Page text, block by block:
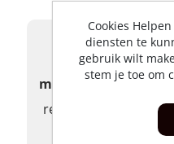
Product
merk
remschijf
Cookies
diensten te
gebruik wilt
stem je toe om